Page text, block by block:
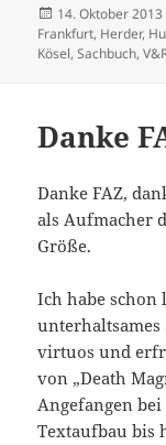
Veröffentlicht
am
14. Oktober 2013
Frankfurt, Herder,
Kösel,Sachbuch,
Danke
Danke FAZ,
als Aufmacher
Größe.
Ich habe schon
unterhaltsames
virtuos und
von „Death
Angefangen
Textaufbau bis